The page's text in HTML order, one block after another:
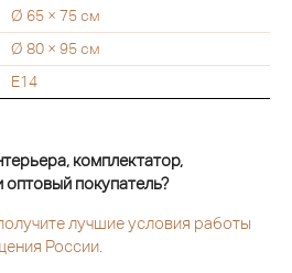
Ø 65 × 75 см
Ø 80 × 95 см
Е14
комплектатор,
оптовый покупатель?
лучшие условия работы
России.